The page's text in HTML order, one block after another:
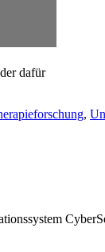
dafür
,